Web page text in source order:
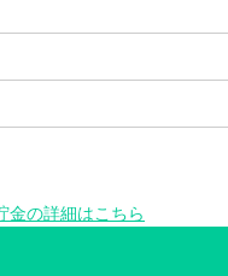
金の詳細はこちら